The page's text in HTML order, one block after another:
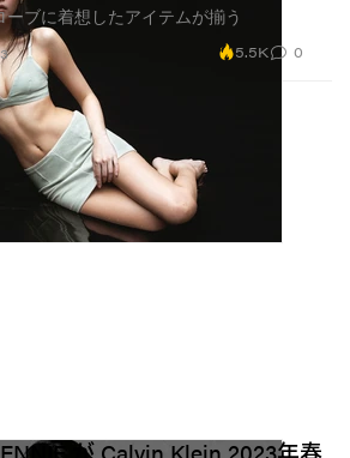
ブに着想したアイテムが揃う
5.5K 0